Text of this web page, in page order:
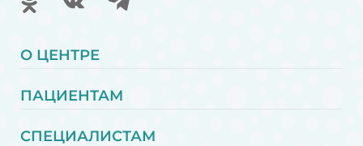
О ЦЕНТРЕ
ПАЦИЕНТАМ
СПЕЦИАЛИСТАМ